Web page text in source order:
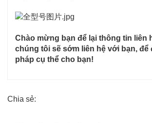
Chào mừng bạn để lại thông tin liên
chúng tôi sẽ sớm liên hệ với bạn, để
pháp cụ thể cho bạn!
Chia sẻ: